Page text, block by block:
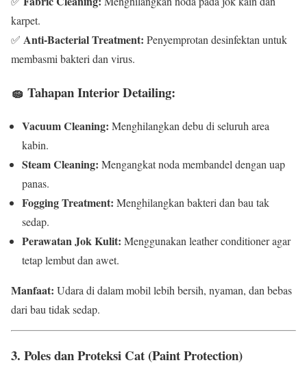
karpet.
✅ Anti-Bacterial Treatment: Penyemprotan desinfektan untuk
membasmi bakteri dan virus.
🧽 Tahapan Interior Detailing:
Vacuum Cleaning: Menghilangkan debu di seluruh area
kabin.
Steam Cleaning: Mengangkat noda membandel dengan uap
panas.
Fogging Treatment: Menghilangkan bakteri dan bau tak
sedap.
Perawatan Jok Kulit: Menggunakan leather conditioner agar
tetap lembut dan awet.
Manfaat: Udara di dalam mobil lebih bersih, nyaman, dan bebas
dari bau tidak sedap.
3. Poles dan Proteksi Cat (Paint Protection)